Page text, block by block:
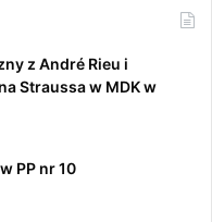
z André Rieu i
Straussa w MDK w
PP nr 10